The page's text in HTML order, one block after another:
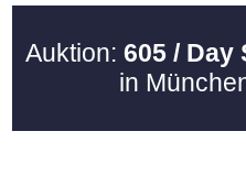
Auktion: 605 / Day
in